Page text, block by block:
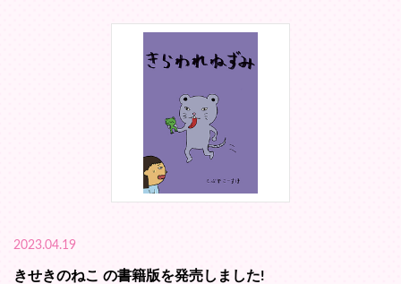
2023.04.19
きせきのねこ の書籍版を発売しました!